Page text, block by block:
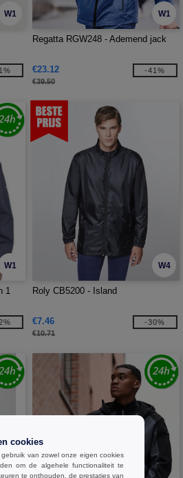
W1 W1
Regatta RGW248 - Ademend jack
€23.12
€39.50
-41%
W1
1
W4
Roly CB5200 - Island
€7.46
€10.71
-30%
cookies
van zowel onze eigen cookies
om de algehele functionaliteit te
te onthouden, de prestaties van